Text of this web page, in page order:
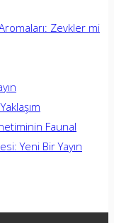
Zevkler mi
Faunal
Yeni Bir Yayın